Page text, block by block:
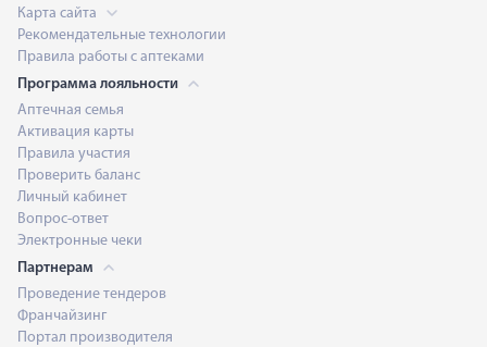
Карта сайта
Рекомендательные технологии
Правила работы с аптеками
Программа лояльности
Аптечная семья
Активация карты
Правила участия
Проверить баланс
Личный кабинет
Вопрос-ответ
Электронные чеки
Партнерам
Проведение тендеров
Франчайзинг
Портал производителя